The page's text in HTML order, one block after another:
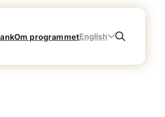
Om programmetEnglish